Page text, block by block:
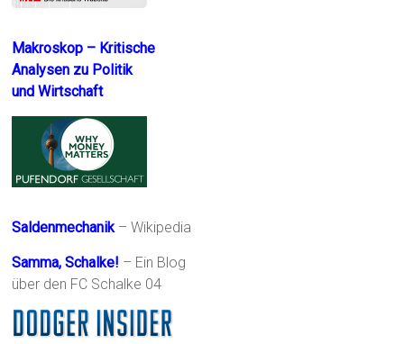
Makroskop – Kritische
Analysen zu Politik
und Wirtschaft
Saldenmechanik– Wikipedia
Samma, Schalke! – Ein Blog
über den FC Schalke 04